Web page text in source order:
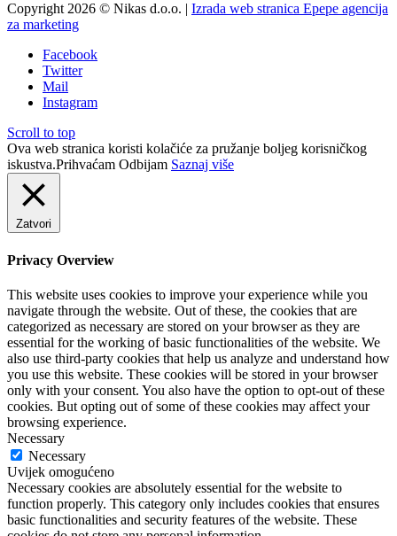
Copyright 2026 © Nikas d.o.o. | Izrada web stranica Epepe agencija
za marketing
Facebook
Twitter
Mail
Instagram
Scroll to top
Ova web stranica koristi kolačiće za pružanje boljeg korisničkog
iskustva.Prihvaćam Odbijam Saznaj više
Zatvori
Privacy Overview
This website uses cookies to improve your experience while you
navigate through the website. Out of these, the cookies that are
categorized as necessary are stored on your browser as they are
essential for the working of basic functionalities of the website. We
also use third-party cookies that help us analyze and understand how
you use this website. These cookies will be stored in your browser
only with your consent. You also have the option to opt-out of these
cookies. But opting out of some of these cookies may affect your
browsing experience.
Necessary
Necessary
Uvijek omogućeno
Necessary cookies are absolutely essential for the website to
function properly. This category only includes cookies that ensures
basic functionalities and security features of the website. These